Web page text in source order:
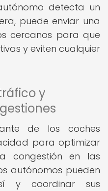
detecta un
puede enviar una
cercanos para que
y eviten cualquier
y
de los coches
para optimizar
congestión en las
autónomos pueden
y coordinar sus